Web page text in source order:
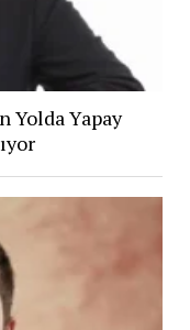
Yolda Yapay